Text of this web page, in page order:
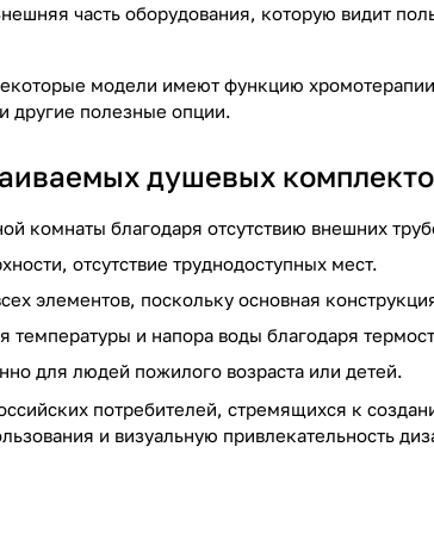
часть оборудования, которую видит
модели имеют функцию
другие полезные опции.
душевых
комнаты благодаря отсутствию внешних
отсутствие труднодоступных мест.
элементов, поскольку основная
температуры и напора воды благодаря
для людей пожилого возраста или детей.
потребителей, стремящихся к
и визуальную привлекательность